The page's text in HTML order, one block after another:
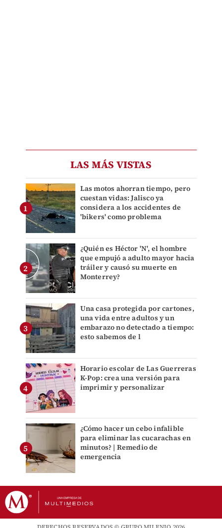
LAS MÁS VISTAS
Las motos ahorran tiempo, pero
cuestan vidas: Jalisco ya
considera a los accidentes de
'bikers' como problema
¿Quién es Héctor 'N', el hombre
que empujó a adulto mayor hacia
tráiler y causó su muerte en
Monterrey?
Una casa protegida por cartones,
una vida entre adultos y un
embarazo no detectado a tiempo:
esto sabemos de l
Horario escolar de Las Guerreras
K-Pop: crea una versión para
imprimir y personalizar
¿Cómo hacer un cebo infalible
para eliminar las cucarachas en
minutos? | Remedio de
emergencia